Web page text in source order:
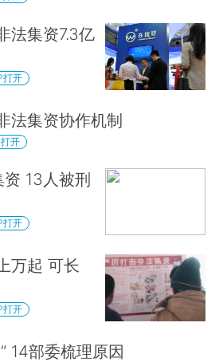
法集资7.3亿
打开
法集资协作机制
开
13人被刑
打开
万起 可长
打开
14部委梳理原因